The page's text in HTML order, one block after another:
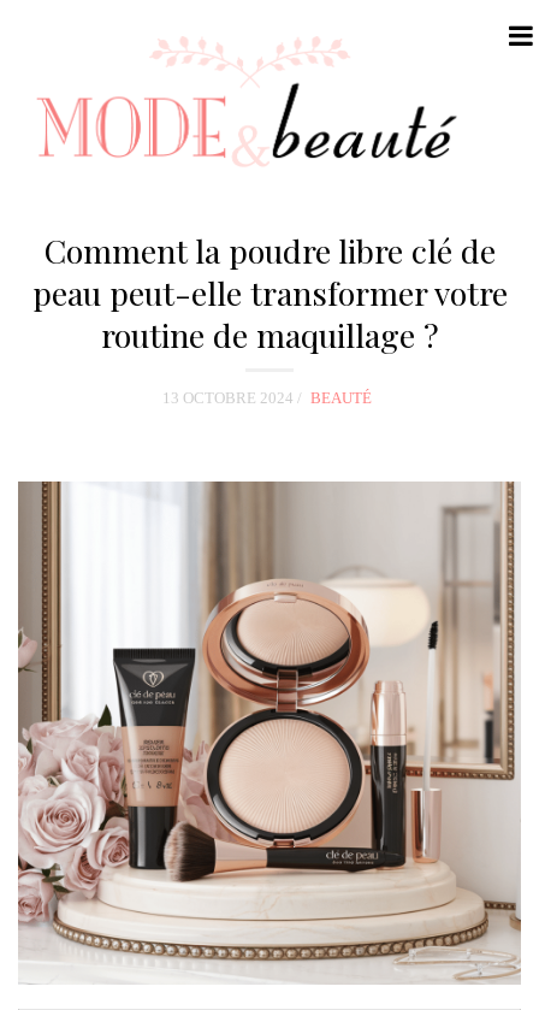
Comment la poudre libre clé de
peau peut-elle transformer votre
routine de maquillage ?
13 OCTOBRE 2024 BEAUTÉ